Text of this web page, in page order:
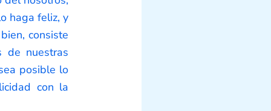
haga feliz, y
consiste
nuestras
posible lo
con la